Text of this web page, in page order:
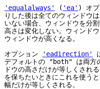
'equalalways'
( 'ea' ) オプ
りした後は全てのウィンドウ
いない場合、ウィンドウを分
高さは変化しない。ウィンド
ウィンドウが高くなる。
オプション
'eadirection'
デフォルトの "both" は両方
ドウの高さだけが等しくされ
を保ちたいときにこれを使う
幅だけが等しくされる。